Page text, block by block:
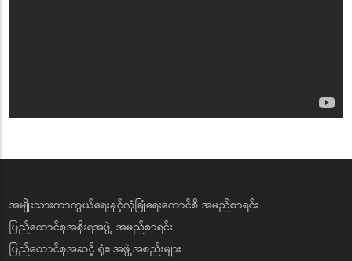
အမျိုးသားကာကွယ်ရေးနှင့်လုံခြုံရေးကောင်စီ အမည်စာရင်း
ပြည်ထောင်စုအစိုးရအဖွဲ့ အမည်စာရင်း
ပြည်ထောင်စုအဆင့် ရုံး၊ အဖွဲ့အစည်းများ